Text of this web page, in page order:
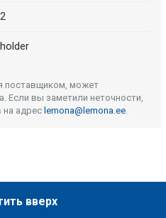
2
holder
поставщиком, может
Если вы заметили неточности,
на адрес lemona@lemona.ee.
вверх